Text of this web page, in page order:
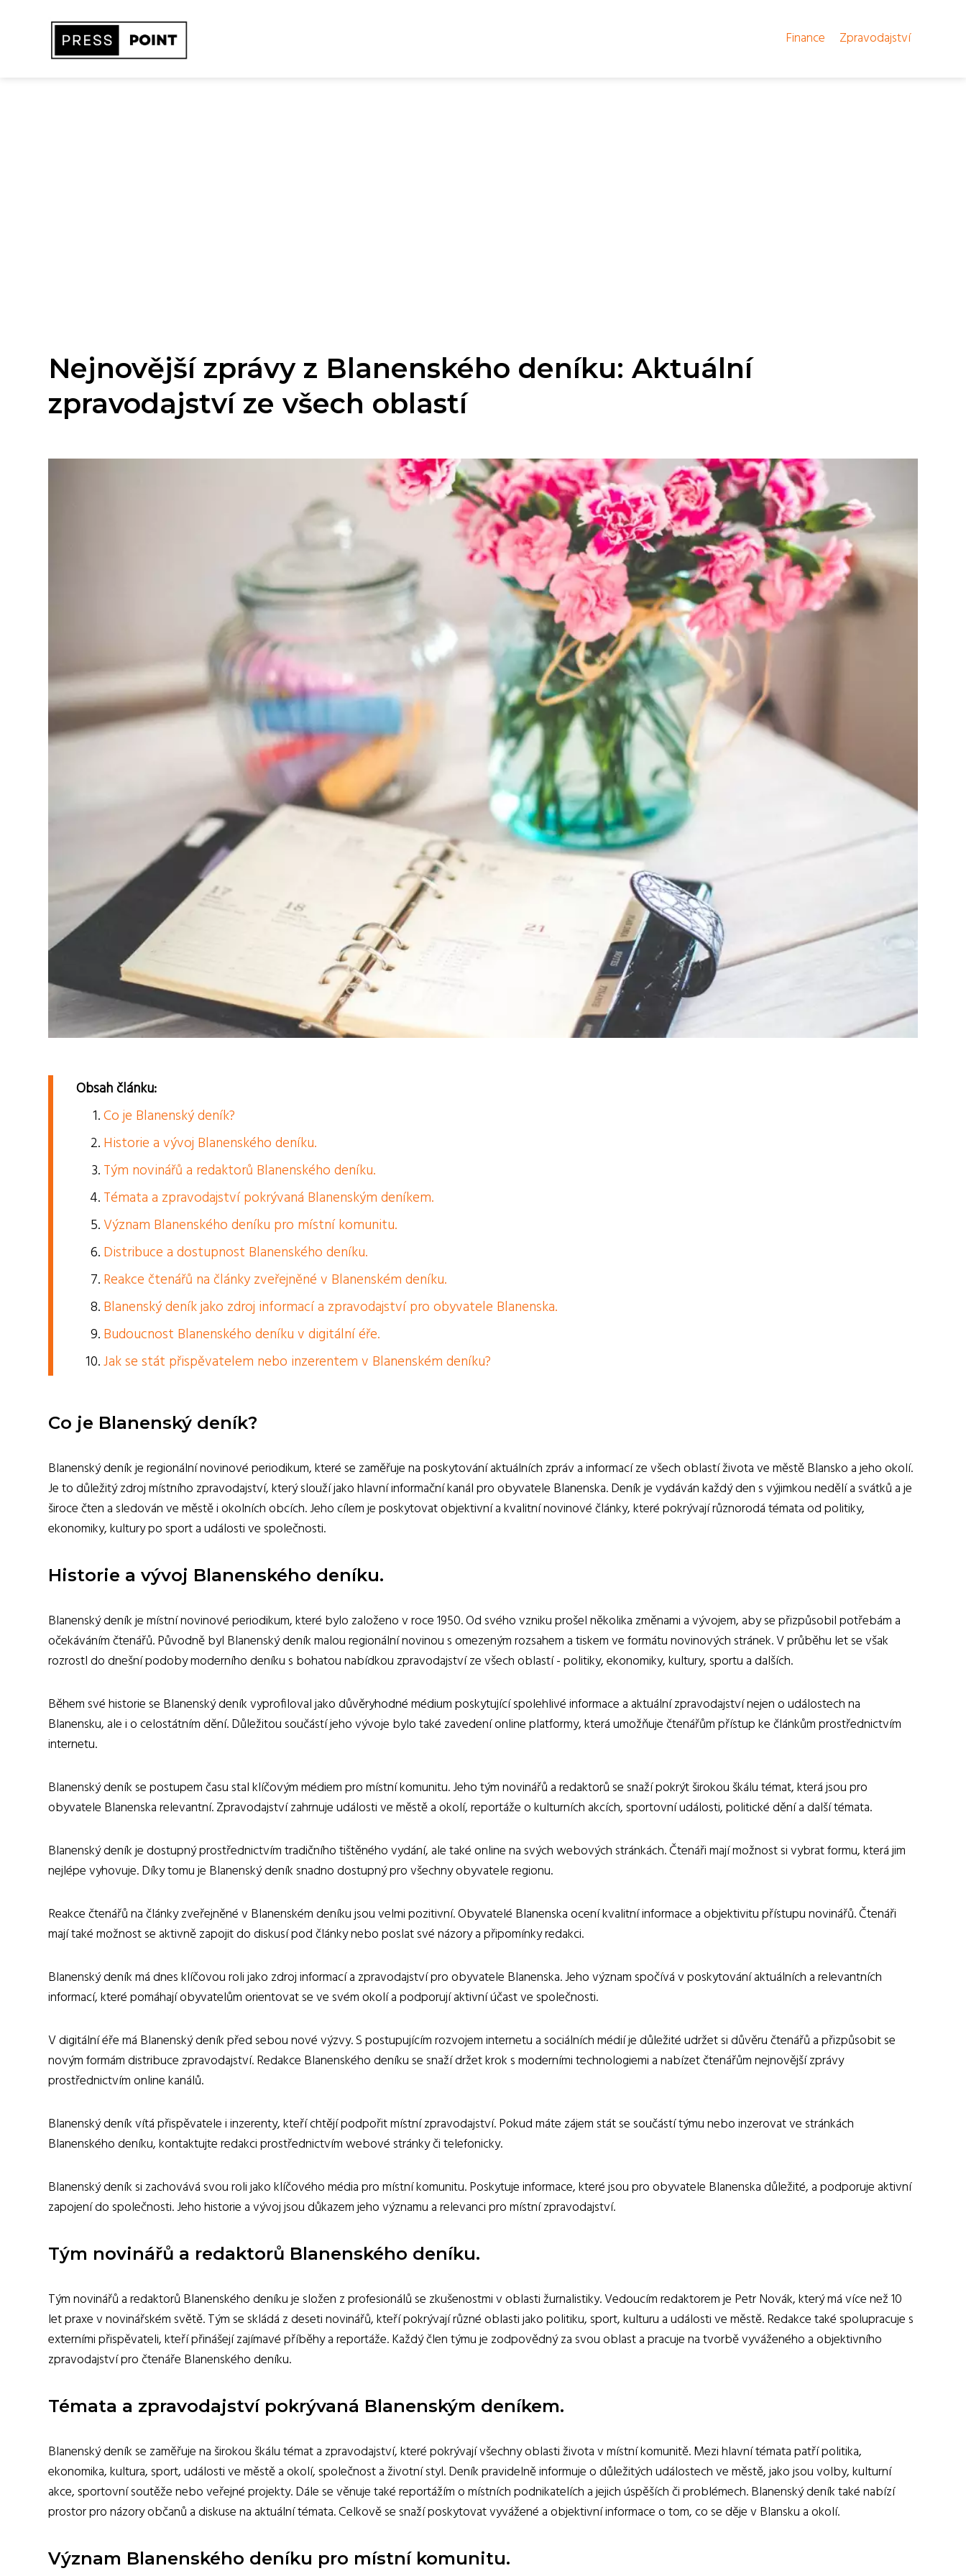
Finance Zpravodajství
Nejnovější zprávy z Blanenského deníku: Aktuální
zpravodajství ze všech oblastí
Obsah článku:
Co je Blanenský deník?
Historie a vývoj Blanenského deníku.
Tým novinářů a redaktorů Blanenského deníku.
Témata a zpravodajství pokrývaná Blanenským deníkem.
Význam Blanenského deníku pro místní komunitu.
Distribuce a dostupnost Blanenského deníku.
Reakce čtenářů na články zveřejněné v Blanenském deníku.
Blanenský deník jako zdroj informací a zpravodajství pro obyvatele Blanenska.
Budoucnost Blanenského deníku v digitální éře.
Jak se stát přispěvatelem nebo inzerentem v Blanenském deníku?
Co je Blanenský deník?
Blanenský deník je regionální novinové periodikum, které se zaměřuje na poskytování aktuálních zpráv a informací ze všech oblastí života ve městě Blansko a jeho okolí.
Je to důležitý zdroj místního zpravodajství, který slouží jako hlavní informační kanál pro obyvatele Blanenska. Deník je vydáván každý den s výjimkou nedělí a svátků a je
široce čten a sledován ve městě i okolních obcích. Jeho cílem je poskytovat objektivní a kvalitní novinové články, které pokrývají různorodá témata od politiky,
ekonomiky, kultury po sport a události ve společnosti.
Historie a vývoj Blanenského deníku.
Blanenský deník je místní novinové periodikum, které bylo založeno v roce 1950. Od svého vzniku prošel několika změnami a vývojem, aby se přizpůsobil potřebám a
očekáváním čtenářů. Původně byl Blanenský deník malou regionální novinou s omezeným rozsahem a tiskem ve formátu novinových stránek. V průběhu let se však
rozrostl do dnešní podoby moderního deníku s bohatou nabídkou zpravodajství ze všech oblastí - politiky, ekonomiky, kultury, sportu a dalších.
Během své historie se Blanenský deník vyprofiloval jako důvěryhodné médium poskytující spolehlivé informace a aktuální zpravodajství nejen o událostech na
Blanensku, ale i o celostátním dění. Důležitou součástí jeho vývoje bylo také zavedení online platformy, která umožňuje čtenářům přístup ke článkům prostřednictvím
internetu.
Blanenský deník se postupem času stal klíčovým médiem pro místní komunitu. Jeho tým novinářů a redaktorů se snaží pokrýt širokou škálu témat, která jsou pro
obyvatele Blanenska relevantní. Zpravodajství zahrnuje události ve městě a okolí, reportáže o kulturních akcích, sportovní události, politické dění a další témata.
Blanenský deník je dostupný prostřednictvím tradičního tištěného vydání, ale také online na svých webových stránkách. Čtenáři mají možnost si vybrat formu, která jim
nejlépe vyhovuje. Díky tomu je Blanenský deník snadno dostupný pro všechny obyvatele regionu.
Reakce čtenářů na články zveřejněné v Blanenském deníku jsou velmi pozitivní. Obyvatelé Blanenska ocení kvalitní informace a objektivitu přístupu novinářů. Čtenáři
mají také možnost se aktivně zapojit do diskusí pod články nebo poslat své názory a připomínky redakci.
Blanenský deník má dnes klíčovou roli jako zdroj informací a zpravodajství pro obyvatele Blanenska. Jeho význam spočívá v poskytování aktuálních a relevantních
informací, které pomáhají obyvatelům orientovat se ve svém okolí a podporují aktivní účast ve společnosti.
V digitální éře má Blanenský deník před sebou nové výzvy. S postupujícím rozvojem internetu a sociálních médií je důležité udržet si důvěru čtenářů a přizpůsobit se
novým formám distribuce zpravodajství. Redakce Blanenského deníku se snaží držet krok s moderními technologiemi a nabízet čtenářům nejnovější zprávy
prostřednictvím online kanálů.
Blanenský deník vítá přispěvatele i inzerenty, kteří chtějí podpořit místní zpravodajství. Pokud máte zájem stát se součástí týmu nebo inzerovat ve stránkách
Blanenského deníku, kontaktujte redakci prostřednictvím webové stránky či telefonicky.
Blanenský deník si zachovává svou roli jako klíčového média pro místní komunitu. Poskytuje informace, které jsou pro obyvatele Blanenska důležité, a podporuje aktivní
zapojení do společnosti. Jeho historie a vývoj jsou důkazem jeho významu a relevanci pro místní zpravodajství.
Tým novinářů a redaktorů Blanenského deníku.
Tým novinářů a redaktorů Blanenského deníku je složen z profesionálů se zkušenostmi v oblasti žurnalistiky. Vedoucím redaktorem je Petr Novák, který má více než 10
let praxe v novinářském světě. Tým se skládá z deseti novinářů, kteří pokrývají různé oblasti jako politiku, sport, kulturu a události ve městě. Redakce také spolupracuje s
externími přispěvateli, kteří přinášejí zajímavé příběhy a reportáže. Každý člen týmu je zodpovědný za svou oblast a pracuje na tvorbě vyváženého a objektivního
zpravodajství pro čtenáře Blanenského deníku.
Témata a zpravodajství pokrývaná Blanenským deníkem.
Blanenský deník se zaměřuje na širokou škálu témat a zpravodajství, které pokrývají všechny oblasti života v místní komunitě. Mezi hlavní témata patří politika,
ekonomika, kultura, sport, události ve městě a okolí, společnost a životní styl. Deník pravidelně informuje o důležitých událostech ve městě, jako jsou volby, kulturní
akce, sportovní soutěže nebo veřejné projekty. Dále se věnuje také reportážím o místních podnikatelích a jejich úspěších či problémech. Blanenský deník také nabízí
prostor pro názory občanů a diskuse na aktuální témata. Celkově se snaží poskytovat vyvážené a objektivní informace o tom, co se děje v Blansku a okolí.
Význam Blanenského deníku pro místní komunitu.